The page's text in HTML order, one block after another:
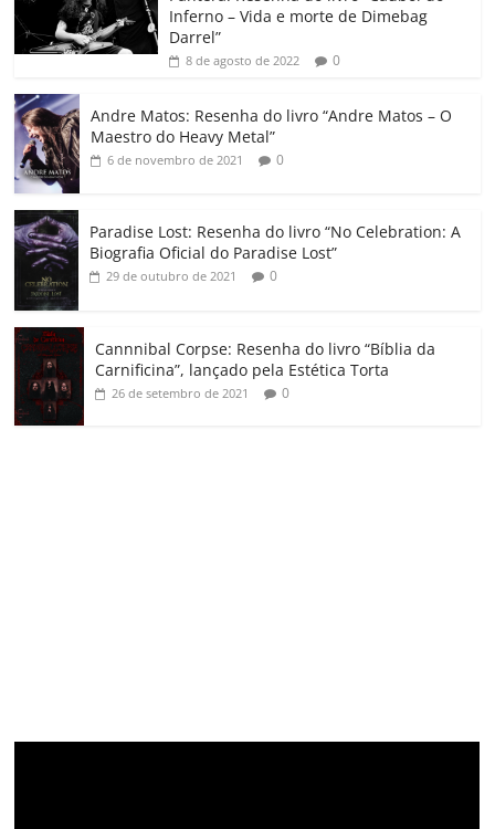
k ss
ro
o
ar
Inferno – Vida e morte de Dimebag
Darrel”
8 de agosto de 2022 0
Andre Matos: Resenha do livro “Andre Matos – O
Maestro do Heavy Metal”
6 de novembro de 2021 0
Paradise Lost: Resenha do livro “No Celebration: A
Biografia Oficial do Paradise Lost”
29 de outubro de 2021 0
Cannnibal Corpse: Resenha do livro “Bíblia da
Carnificina”, lançado pela Estética Torta
26 de setembro de 2021 0